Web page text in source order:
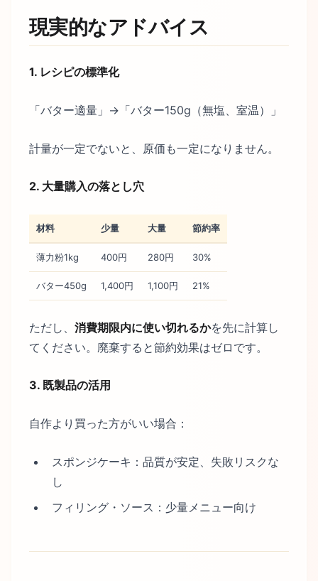
現実的なアドバイス
1. レシピの標準化
「バター適量」→「バター150g（無塩、室温）」
計量が一定でないと、原価も一定になりません。
2. 大量購入の落とし穴
材料 少量 大量 節約率
薄力粉1kg 400円 280円 30%
バター450g 1,400円 1,100円 21%
ただし、 消費期限内に使い切れるかを先に計算し
てください。廃棄すると節約効果はゼロです。
3. 既製品の活用
自作より買った方がいい場合：
スポンジケーキ：品質が安定、失敗リスクな
し
フィリング・ソース：少量メニュー向け